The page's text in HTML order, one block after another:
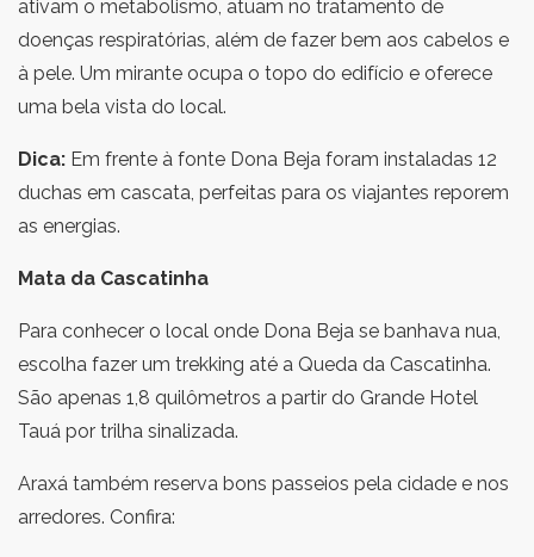
ativam o metabolismo, atuam no tratamento de
doenças respiratórias, além de fazer bem aos cabelos e
à pele. Um mirante ocupa o topo do edifício e oferece
uma bela vista do local.
Dica: Em frente à fonte Dona Beja foram instaladas 12
duchas em cascata, perfeitas para os viajantes reporem
as energias.
Mata da Cascatinha
Para conhecer o local onde Dona Beja se banhava nua,
escolha fazer um trekking até a Queda da Cascatinha.
São apenas 1,8 quilômetros a partir do Grande Hotel
Tauá por trilha sinalizada.
Araxá também reserva bons passeios pela cidade e nos
arredores. Confira: